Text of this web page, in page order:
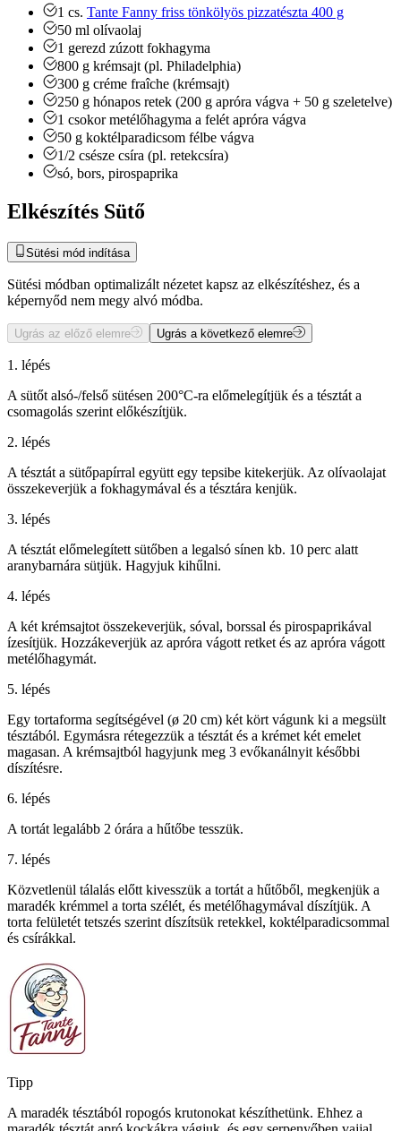
1 cs. Tante Fanny friss tönkölyös pizzatészta 400 g
50 ml olívaolaj
1 gerezd zúzott fokhagyma
800 g krémsajt (pl. Philadelphia)
300 g créme fraîche (krémsajt)
250 g hónapos retek (200 g apróra vágva + 50 g szeletelve)
1 csokor metélőhagyma a felét apróra vágva
50 g koktélparadicsom félbe vágva
1/2 csésze csíra (pl. retekcsíra)
só, bors, pirospaprika
Elkészítés Sütő
Sütési mód indítása
Sütési módban optimalizált nézetet kapsz az elkészítéshez, és a
képernyőd nem megy alvó módba.
Ugrás az előző elemre Ugrás a következő elemre
1. lépés
A sütőt alsó-/felső sütésen 200°C-ra előmelegítjük és a tésztát a
csomagolás szerint előkészítjük.
2. lépés
A tésztát a sütőpapírral együtt egy tepsibe kitekerjük. Az olívaolajat
összekeverjük a fokhagymával és a tésztára kenjük.
3. lépés
A tésztát előmelegített sütőben a legalsó sínen kb. 10 perc alatt
aranybarnára sütjük. Hagyjuk kihűlni.
4. lépés
A két krémsajtot összekeverjük, sóval, borssal és pirospaprikával
ízesítjük. Hozzákeverjük az apróra vágott retket és az apróra vágott
metélőhagymát.
5. lépés
Egy tortaforma segítségével (ø 20 cm) két kört vágunk ki a megsült
tésztából. Egymásra rétegezzük a tésztát és a krémet két emelet
magasan. A krémsajtból hagyjunk meg 3 evőkanálnyit későbbi
díszítésre.
6. lépés
A tortát legalább 2 órára a hűtőbe tesszük.
7. lépés
Közvetlenül tálalás előtt kivesszük a tortát a hűtőből, megkenjük a
maradék krémmel a torta szélét, és metélőhagymával díszítjük. A
torta felületét tetszés szerint díszítsük retekkel, koktélparadicsommal
és csírákkal.
Tipp
A maradék tésztából ropogós krutonokat készíthetünk. Ehhez a